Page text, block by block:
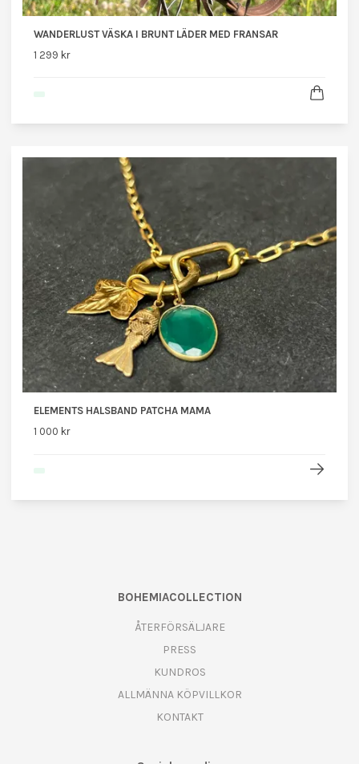
WANDERLUST VÄSKA I BRUNT LÄDER MED FRANSAR
1 299 kr
ELEMENTS HALSBAND PATCHA MAMA
1 000 kr
BOHEMIACOLLECTION
ÅTERFÖRSÄLJARE
PRESS
KUNDROS
ALLMÄNNA KÖPVILLKOR
KONTAKT